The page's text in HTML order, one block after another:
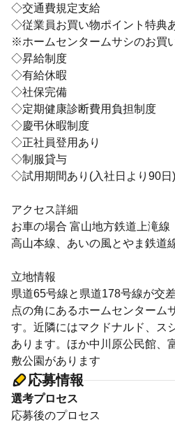
◇交通費規定支給
◇従業員お買い物ポイント特典
※ホームセンタームサシのお買
◇昇給制度
◇有給休暇
◇社保完備
◇定期健康診断費用負担制度
◇慶弔休暇制度
◇正社員登用あり
◇制服貸与
◇試用期間あり(入社日より90
アクセス詳細
お車の場合 富山地方鉄道上滝
高山本線、あいの風とやま鉄道
立地情報
県道65号線と県道178号線が交
点の角にあるホームセンターム
す。近隣にはマクドナルド、ス
あります。ほか中川原公民館、
敷公園があります
応募情報
選考プロセス
応募後のプロセス